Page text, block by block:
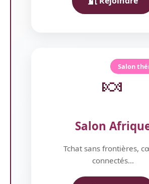
Salon
🍬
Salon
Tchat sans frontières,
connectés...